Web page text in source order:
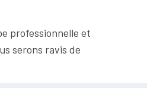
professionnelle et
serons ravis de